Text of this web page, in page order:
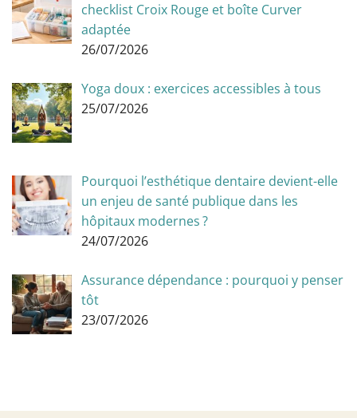
checklist Croix Rouge et boîte Curver
adaptée
26/07/2026
Yoga doux : exercices accessibles à tous
25/07/2026
Pourquoi l’esthétique dentaire devient-elle
un enjeu de santé publique dans les
hôpitaux modernes ?
24/07/2026
Assurance dépendance : pourquoi y penser
tôt
23/07/2026